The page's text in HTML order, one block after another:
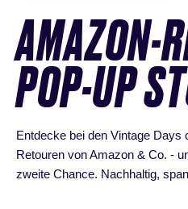
AMAZON-
POP-UP
Entdecke bei den Vintage Days
Retouren von Amazon & Co. -
zweite Chance. Nachhaltig,